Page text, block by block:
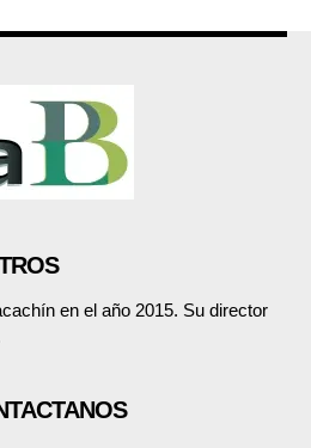
en el año 2015. Su director